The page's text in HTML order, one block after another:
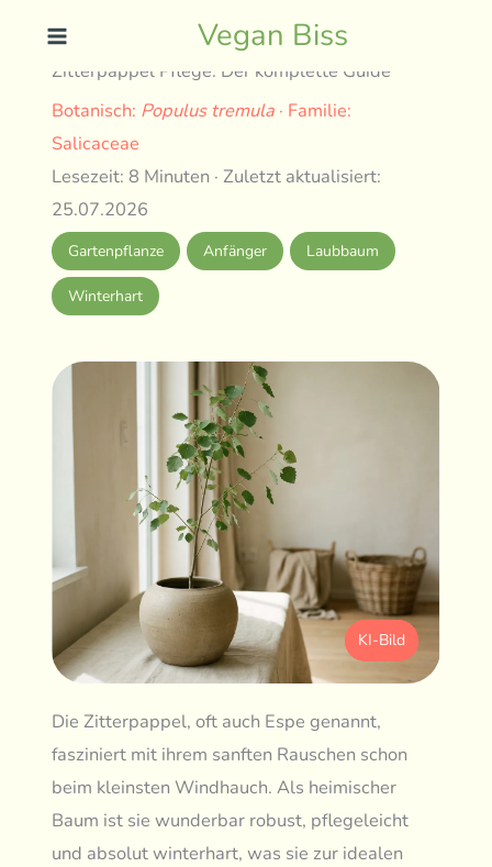
content
Vegan Biss
Zitterpappel Pflege: Der komplette Guide
Botanisch: Populus tremula · Familie:
Salicaceae
Lesezeit: 8 Minuten · Zuletzt aktualisiert:
25.07.2026
Gartenpflanze Anfänger Laubbaum
Winterhart
KI-Bild
Die Zitterpappel, oft auch Espe genannt,
fasziniert mit ihrem sanften Rauschen schon
beim kleinsten Windhauch. Als heimischer
Baum ist sie wunderbar robust, pflegeleicht
und absolut winterhart, was sie zur idealen